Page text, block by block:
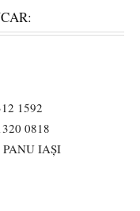
1592
0818
IAȘI